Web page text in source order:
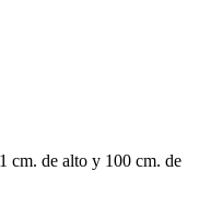
cm. de alto y 100 cm. de